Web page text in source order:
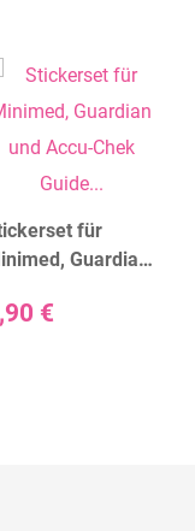
für
Guardian
- Lebe bunt
€